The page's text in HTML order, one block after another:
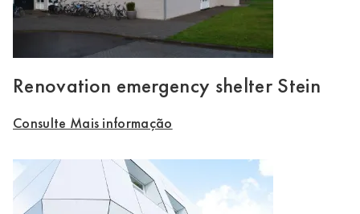
Renovation emergency shelter Stein
Consulte Mais informação